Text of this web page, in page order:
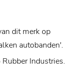
dit merk op
autobanden'.
Industries.